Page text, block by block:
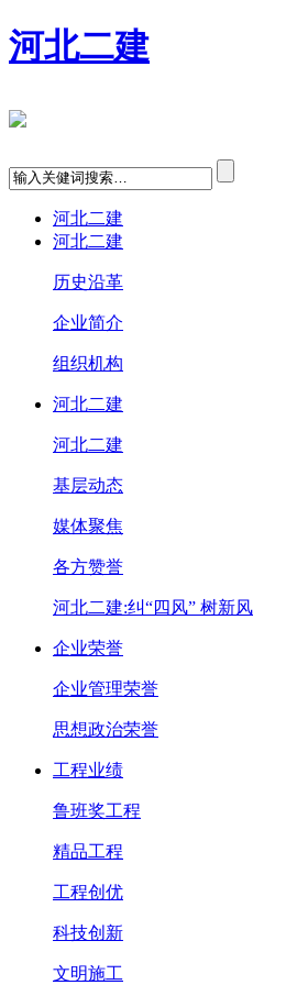
河北二建
河北二建
河北二建
历史沿革
企业简介
组织机构
河北二建
河北二建
基层动态
媒体聚焦
各方赞誉
河北二建:纠“四风” 树新风
企业荣誉
企业管理荣誉
思想政治荣誉
工程业绩
鲁班奖工程
精品工程
工程创优
科技创新
文明施工